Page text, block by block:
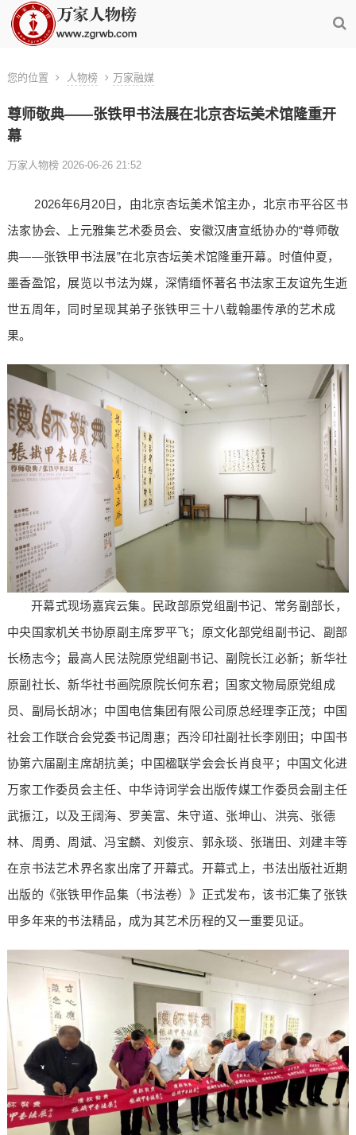
您的位置 人物榜 万家融媒
尊师敬典——张铁甲书法展在北京杏坛美术馆隆重开
幕
万家人物榜 2026-06-26 21:52
2026年6月20日，由北京杏坛美术馆主办，北京市平谷区书
法家协会、上元雅集艺术委员会、安徽汉唐宣纸协办的“尊师敬
典——张铁甲书法展”在北京杏坛美术馆隆重开幕。时值仲夏，
墨香盈馆，展览以书法为媒，深情缅怀著名书法家王友谊先生逝
世五周年，同时呈现其弟子张铁甲三十八载翰墨传承的艺术成
果。
开幕式现场嘉宾云集。民政部原党组副书记、常务副部长，
中央国家机关书协原副主席罗平飞；原文化部党组副书记、副部
长杨志今；最高人民法院原党组副书记、副院长江必新；新华社
原副社长、新华社书画院原院长何东君；国家文物局原党组成
员、副局长胡冰；中国电信集团有限公司原总经理李正茂；中国
社会工作联合会党委书记周惠；西泠印社副社长李刚田；中国书
协第六届副主席胡抗美；中国楹联学会会长肖良平；中国文化进
万家工作委员会主任、中华诗词学会出版传媒工作委员会副主任
武振江，以及王阔海、罗美富、朱守道、张坤山、洪亮、张德
林、周勇、周斌、冯宝麟、刘俊京、郭永琰、张瑞田、刘建丰等
在京书法艺术界名家出席了开幕式。开幕式上，书法出版社近期
出版的《张铁甲作品集（书法卷）》正式发布，该书汇集了张铁
甲多年来的书法精品，成为其艺术历程的又一重要见证。